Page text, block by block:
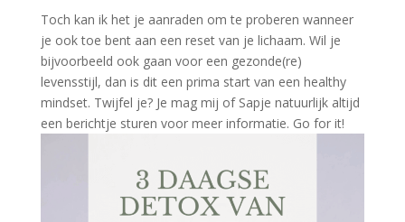
Toch kan ik het je aanraden om te proberen wanneer
je ook toe bent aan een reset van je lichaam. Wil je
bijvoorbeeld ook gaan voor een gezonde(re)
levensstijl, dan is dit een prima start van een healthy
mindset. Twijfel je? Je mag mij of Sapje natuurlijk altijd
een berichtje sturen voor meer informatie. Go for it!